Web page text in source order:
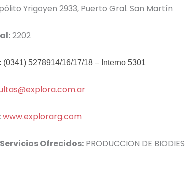
Yrigoyen 2933, Puerto Gral. San Martín
2202
(0341) 5278914/16/17/18 – Interno 5301
www.explorarg.com
Ofrecidos: PRODUCCION DE